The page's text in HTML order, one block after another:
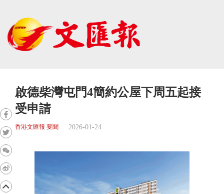
啟德柴灣屯門4簡約公屋下周五起接
受申請
香港文匯報 要聞 2026-01-24